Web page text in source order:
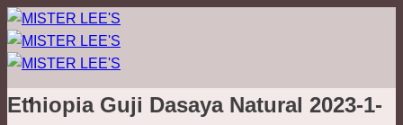
ข้าม
ไป
ยัง
เนื้อหา
Ethiopia Guji Dasaya Natural 2023-1-